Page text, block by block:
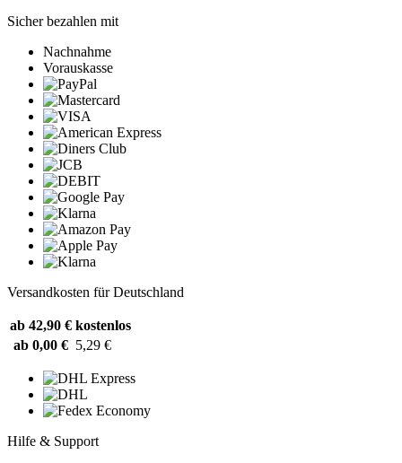
Sicher bezahlen mit
Nachnahme
Vorauskasse
Versandkosten für Deutschland
ab 42,90 € kostenlos
ab 0,00 € 5,29 €
Hilfe & Support